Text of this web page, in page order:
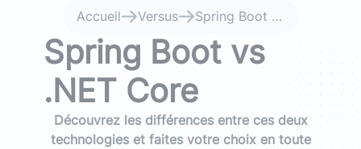
Accueil Versus Spring Boot vs .NET Core
Spring Boot vs
.NET Core
Découvrez les différences entre ces deux
technologies et faites votre choix en toute